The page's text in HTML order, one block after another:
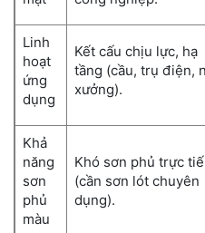
Linh
hoạt
ứng
dụng
Kết cấu chịu lực, hạ
tầng (cầu, trụ điện,
xưởng).
Khả
năng
sơn
phủ
màu
Khó sơn phủ trực
(cần sơn lót chuyên
dụng).